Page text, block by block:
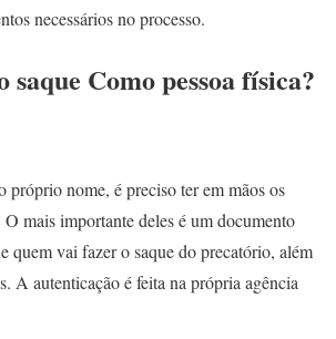
necessários no processo.
saque Como pessoa física?
próprio nome, é preciso ter em mãos os
mais importante deles é um documento
quem vai fazer o saque do precatório, além
A autenticação é feita na própria agência